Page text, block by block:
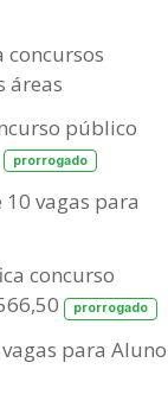
concursos
áreas
público
prorrogado
vagas para
concurso
prorrogado
para